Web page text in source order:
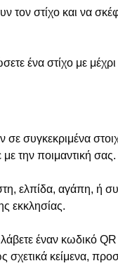
στίχο και να
ένα στίχο με
συγκεκριμένα
την ποιμαντική σας.
ελπίδα, αγάπη, ή
εκκλησίας.
έναν κωδικό
κείμενα,